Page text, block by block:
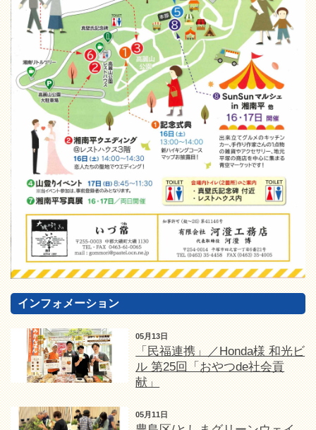
インフォメーション
05月13日
「民福連携」／Honda様 和光ビ
ル 第25回「おやつde社会貢
献」
05月11日